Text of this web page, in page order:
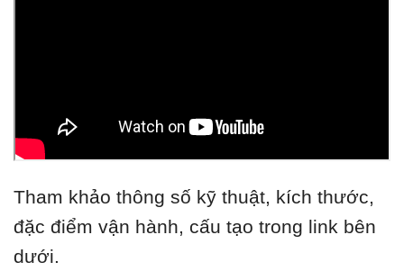
Tham khảo thông số kỹ thuật, kích thước,
đặc điểm vận hành, cấu tạo trong link bên
dưới.